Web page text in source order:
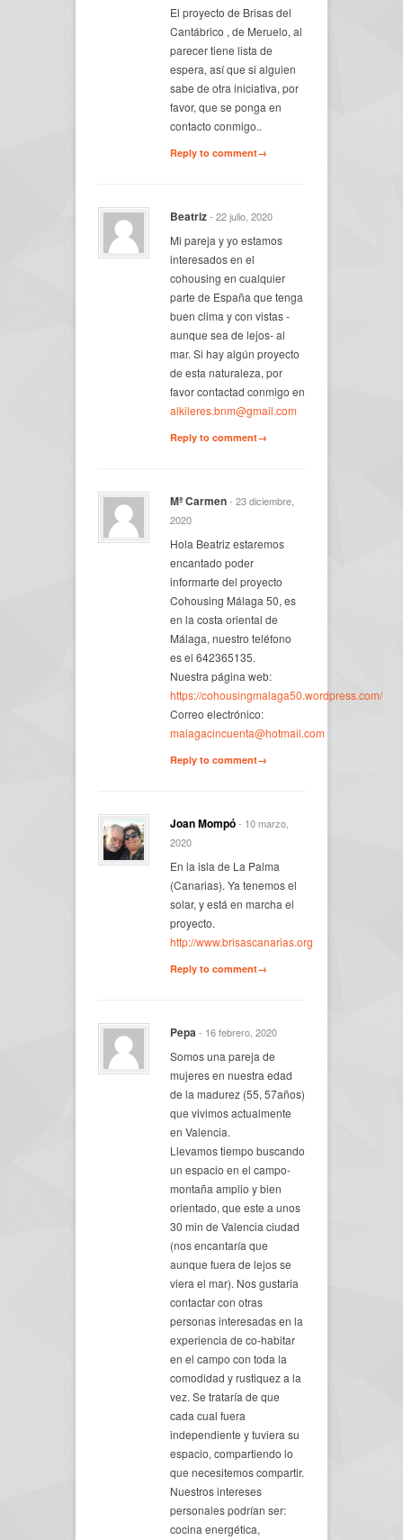
El proyecto de Brisas del
Cantábrico , de Meruelo, al
parecer tiene lista de
espera, así que si alguien
sabe de otra iniciativa, por
favor, que se ponga en
contacto conmigo..
Reply to comment→
Beatriz- 22 julio, 2020
Mi pareja y yo estamos
interesados en el
cohousing en cualquier
parte de España que tenga
buen clima y con vistas -
aunque sea de lejos- al
mar. Si hay algún proyecto
de esta naturaleza, por
favor contactad conmigo en
alkileres.bnm@gmail.com
Reply to comment→
Mª Carmen- 23 diciembre,
2020
Hola Beatriz estaremos
encantado poder
informarte del proyecto
Cohousing Málaga 50, es
en la costa oriental de
Málaga, nuestro teléfono
es el 642365135.
Nuestra página web:
https://cohousingmalaga50.wordpress.com/
Correo electrónico:
malagacincuenta@hotmail.com
Reply to comment→
Joan Mompó- 10 marzo,
2020
En la isla de La Palma
(Canarias). Ya tenemos el
solar, y está en marcha el
proyecto.
http://www.brisascanarias.org
Reply to comment→
Pepa- 16 febrero, 2020
Somos una pareja de
mujeres en nuestra edad
de la madurez (55, 57años)
que vivimos actualmente
en Valencia.
Llevamos tiempo buscando
un espacio en el campo-
montaña amplio y bien
orientado, que este a unos
30 min de Valencia ciudad
(nos encantaría que
aunque fuera de lejos se
viera el mar). Nos gustaria
contactar con otras
personas interesadas en la
experiencia de co-habitar
en el campo con toda la
comodidad y rustiquez a la
vez. Se trataría de que
cada cual fuera
independiente y tuviera su
espacio, compartiendo lo
que necesitemos compartir.
Nuestros intereses
personales podrían ser:
cocina energética,